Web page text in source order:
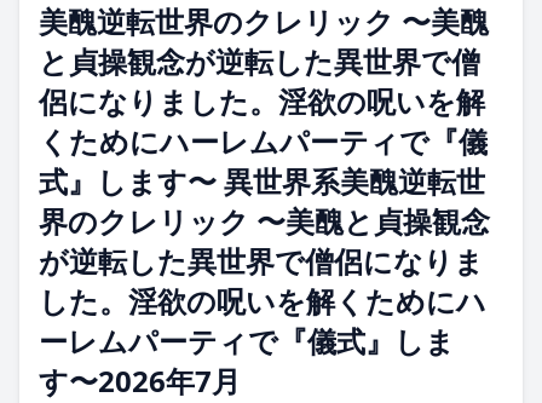
美醜逆転世界のクレリック 〜美醜
と貞操観念が逆転した異世界で僧
侶になりました。淫欲の呪いを解
くためにハーレムパーティで『儀
式』します〜 異世界系美醜逆転世
界のクレリック 〜美醜と貞操観念
が逆転した異世界で僧侶になりま
した。淫欲の呪いを解くためにハ
ーレムパーティで『儀式』しま
す〜2026年7月